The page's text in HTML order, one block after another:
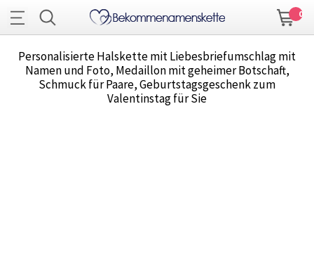
0
Personalisierte Halskette mit Liebesbriefumschlag mit
Namen und Foto, Medaillon mit geheimer Botschaft,
Schmuck für Paare, Geburtstagsgeschenk zum
Valentinstag für Sie